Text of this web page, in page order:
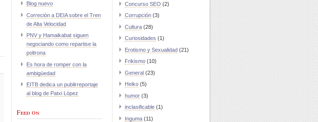
Blog nuevo
Correción a DEIA sobre el Tren
de Alta Velocidad
PNV y Hamaikabat siguen
negociando como repartise la
poltrona
Es hora de romper con la
ambigüedad
EITB dedica un publirreportaje
al blog de Patxi López
Feed on
Concurso SEO (2)
Corrupción (3)
Cultura (28)
Curiosidades (1)
Erotismo y Sexualidad (21)
Frikismo (10)
General (23)
Heiko (5)
humor (3)
inclasificable (1)
Inguma (11)